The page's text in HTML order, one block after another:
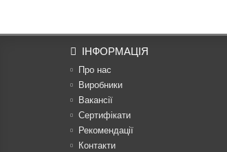
ІНФОРМАЦІЯ
Про нас
Виробники
Вакансії
Сертифікати
Рекомендації
Контакти